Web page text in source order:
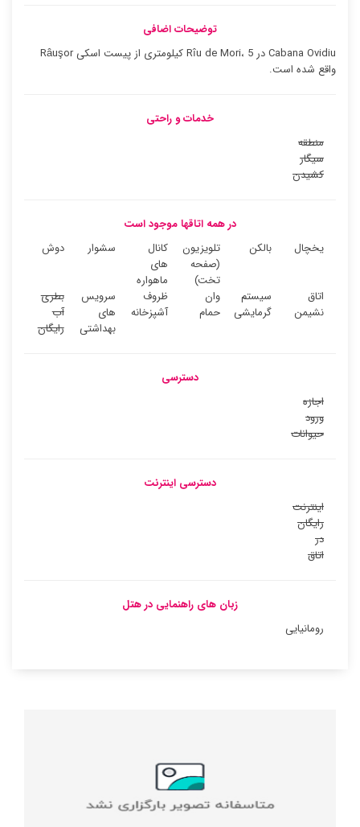
توضیحات اضافی
Cabana Ovidiu در Rîu de Mori، 5 کیلومتری از پیست اسکی Râuşor
واقع شده است.
خدمات و راحتی
منطقه
سیگار
کشیدن
در همه اتاقها موجود است
یخچال
بالکن
تلویزیون
(صفحه
تخت)
کانال
های
ماهواره
سشوار دوش
اتاق
نشیمن
سیستم
گرمایشی
وان
حمام
ظروف
آشپزخانه
سرویس
های
بهداشتی
بطری
آب
رایگان
دسترسی
اجازه
ورود
حیوانات
دسترسی اینترنت
اینترنت
رایگان
در
اتاق
زبان های راهنمایی در هتل
رومانیایی